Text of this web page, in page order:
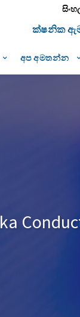
ක්ෂනික
අප අමතන්න